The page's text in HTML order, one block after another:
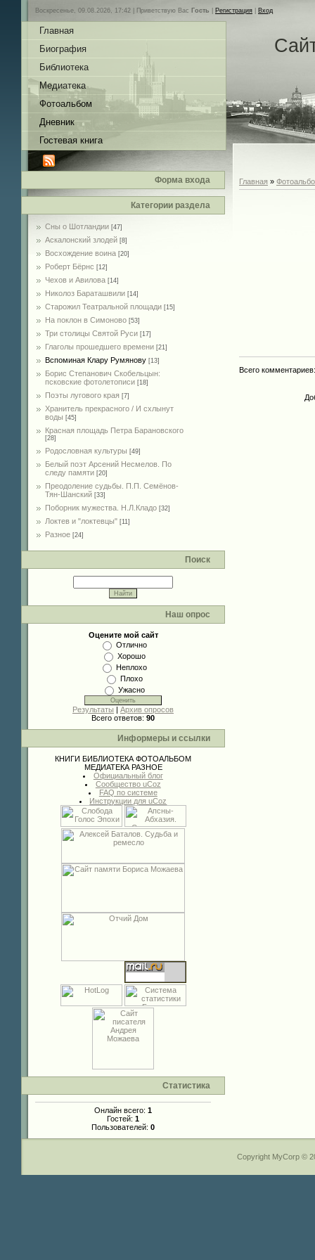
Воскресенье, 09.08.2026, 17:42 | Приветствую Вас Гость Регистрация Вход
Главная
Биография
Библиотека
Медиатека
Фотоальбом
Дневник
Гостевая книга
Форма входа
Категории раздела
Сны о Шотландии [47]
Аскалонский злодей [8]
Восхождение воина [20]
Роберт Бёрнс [12]
Чехов и Авилова [14]
Николоз Бараташвили [14]
Cтарожил Театральной площади [15]
На поклон в Симоново [53]
Три столицы Святой Руси [17]
Глаголы прошедшего времени [21]
Вспоминая Клару Румянову [13]
Борис Степанович Скобельцын:
псковские фотолетописи [18]
Поэты лугового края [7]
Хранитель прекрасного / И схлынут
воды [45]
Красная площадь Петра Барановского
[28]
Родословная культуры [49]
Белый поэт Арсений Несмелов. По
следу памяти [20]
Преодоление судьбы. П.П. Семёнов-
Тян-Шанский [33]
Поборник мужества. Н.Л.Кладо [32]
Локтев и "локтевцы" [11]
Разное [24]
Поиск
Наш опрос
Оцените мой сайт
Отлично
Хорошо
Неплохо
Плохо
Ужасно
Результаты | Архив опросов
Всего ответов: 90
Информеры и ссылки
КНИГИ БИБЛИОТЕКА ФОТОАЛЬБОМ
МЕДИАТЕКА РАЗНОЕ
Официальный блог
Сообщество uCoz
FAQ по системе
Инструкции для uCoz
Статистика
Онлайн всего: 1
Гостей: 1
Пользователей: 0
Главная »
Всего комментариев
Copyright MyCorp ©